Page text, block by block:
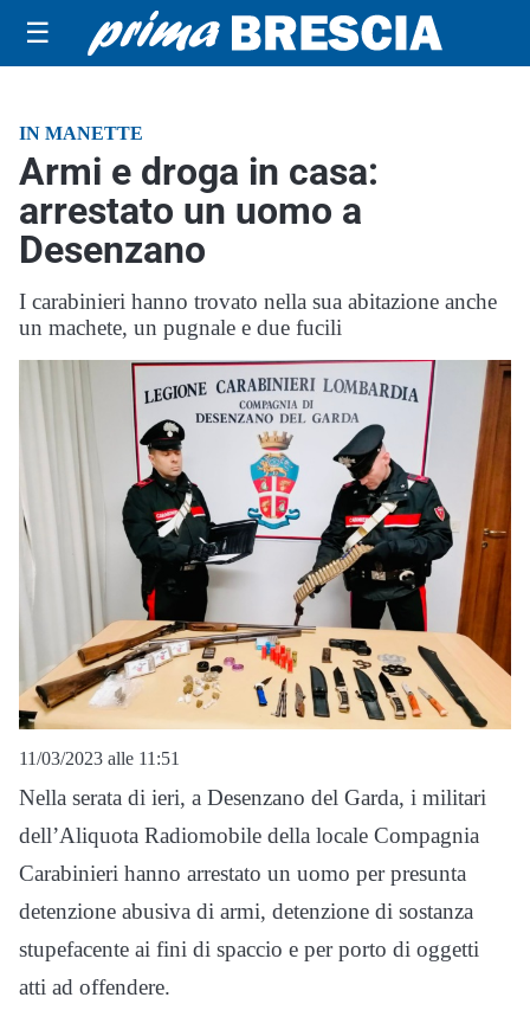
☰
IN MANETTE
Armi e droga in casa:
arrestato un uomo a
Desenzano
I carabinieri hanno trovato nella sua abitazione anche
un machete, un pugnale e due fucili
11/03/2023 alle 11:51
Nella serata di ieri, a Desenzano del Garda, i militari
dell’Aliquota Radiomobile della locale Compagnia
Carabinieri hanno arrestato un uomo per presunta
detenzione abusiva di armi, detenzione di sostanza
stupefacente ai fini di spaccio e per porto di oggetti
atti ad offendere.